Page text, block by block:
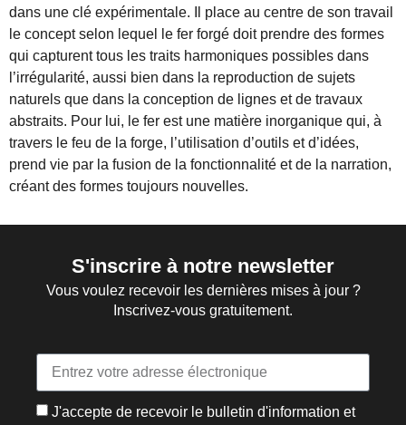
dans une clé expérimentale. Il place au centre de son travail
le concept selon lequel le fer forgé doit prendre des formes
qui capturent tous les traits harmoniques possibles dans
l’irrégularité, aussi bien dans la reproduction de sujets
naturels que dans la conception de lignes et de travaux
abstraits. Pour lui, le fer est une matière inorganique qui, à
travers le feu de la forge, l’utilisation d’outils et d’idées,
prend vie par la fusion de la fonctionnalité et de la narration,
créant des formes toujours nouvelles.
S'inscrire à notre newsletter
Vous voulez recevoir les dernières mises à jour ?
Inscrivez-vous gratuitement.
J'accepte de recevoir le bulletin d'information et